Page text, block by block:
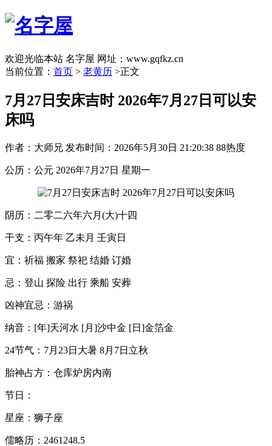
欢迎光临本站 名字屋 网址：www.gqfkz.cn
当前位置： 首页 > 老黄历 >正文
7月27日安床吉时 2026年7月27日可以安
床吗
作者：大师兄 发布时间：2026年5月30日 21:20:38 88热度
公历：公元 2026年7月27日 星期一
阴历：二零二六年六月(大)十四
干支：丙午年 乙未月 壬寅日
宜：祈福 搬家 祭祀 结婚 订婚
忌：登山 探险 出行 乘船 安葬
凶神宜忌：游祸
纳音：[年]天河水 [月]沙中金 [日]金箔金
24节气：7月23日大暑 8月7日立秋
胎神占方：仓库炉房内南
节日：
星座：狮子座
儒略历：2461248.5